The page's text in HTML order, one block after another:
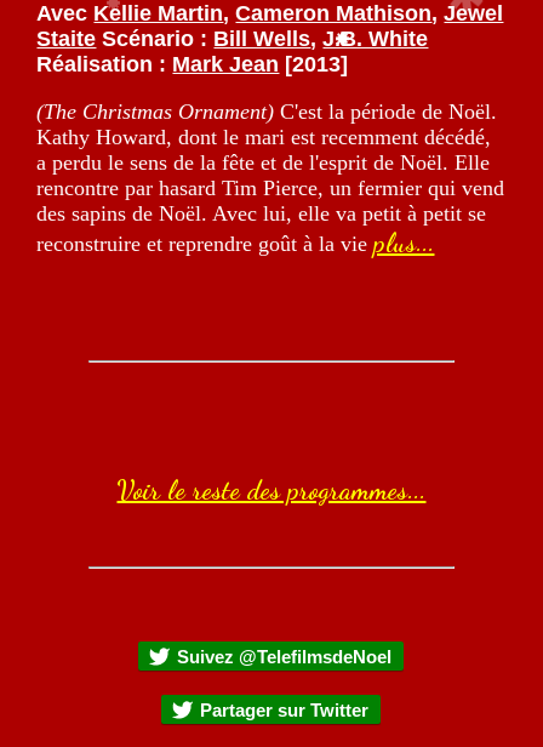
Avec Kellie Martin,Cameron Mathison,Jewel
Staite Scénario : Bill Wells,J.B. White
Réalisation : Mark Jean [2013]
(The Christmas Ornament) C'est la période de Noël.
Kathy Howard, dont le mari est recemment décédé,
a perdu le sens de la fête et de l'esprit de Noël. Elle
rencontre par hasard Tim Pierce, un fermier qui vend
des sapins de Noël. Avec lui, elle va petit à petit se
reconstruire et reprendre goût à la vieplus...
Voir le reste des programmes...
Suivez @TelefilmsdeNoel
Partager sur Twitter